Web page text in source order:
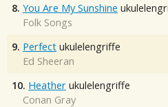
8. You Are My Sunshine
Folk Songs
9. Perfect ukulelengriffe
Ed Sheeran
10. Heather ukulelengriffe
Conan Gray